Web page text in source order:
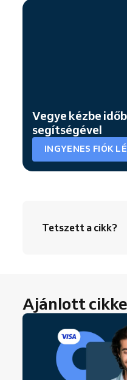
Vegye kézbe
segítségével
INGYENES FIÓK
Tetszett a cikk?
Ajánlott